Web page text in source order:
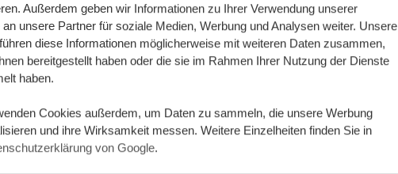
Außerdem geben wir Informationen zu Ihrer Verwendung unserer
unsere Partner für soziale Medien, Werbung und Analysen weiter. Unsere
diese Informationen möglicherweise mit weiteren Daten zusammen,
bereitgestellt haben oder die sie im Rahmen Ihrer Nutzung der Dienste
haben.
Cookies außerdem, um Daten zu sammeln, die unsere Werbung
und ihre Wirksamkeit messen. Weitere Einzelheiten finden Sie in
von Google.